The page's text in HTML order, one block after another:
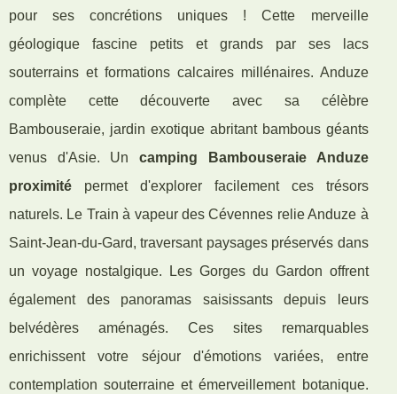
pour ses concrétions uniques ! Cette merveille
géologique fascine petits et grands par ses lacs
souterrains et formations calcaires millénaires. Anduze
complète cette découverte avec sa célèbre
Bambouseraie, jardin exotique abritant bambous géants
venus d'Asie. Uncamping Bambouseraie Anduze
proximité permet d'explorer facilement ces trésors
naturels. Le Train à vapeur des Cévennes relie Anduze à
Saint-Jean-du-Gard, traversant paysages préservés dans
un voyage nostalgique. Les Gorges du Gardon offrent
également des panoramas saisissants depuis leurs
belvédères aménagés. Ces sites remarquables
enrichissent votre séjour d'émotions variées, entre
contemplation souterraine et émerveillement botanique.